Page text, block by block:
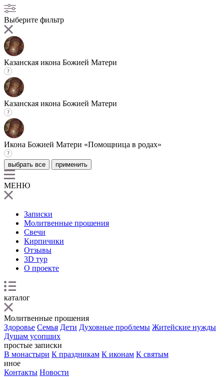
Выберите фильтр
Казанская икона Божией Матери
Казанская икона Божией Матери
Икона Божией Матери «Помощница в родах»
выбрать все применить
МЕНЮ
Записки
Молитвенные прошения
Свечи
Кирпичики
Отзывы
3D тур
О проекте
каталог
Молитвенные прошения
Здоровье Семья Дети Духовные проблемы Житейские нужды
Душам усопших
простые записки
В монастыри К праздникам К иконам К святым
иное
Контакты Новости